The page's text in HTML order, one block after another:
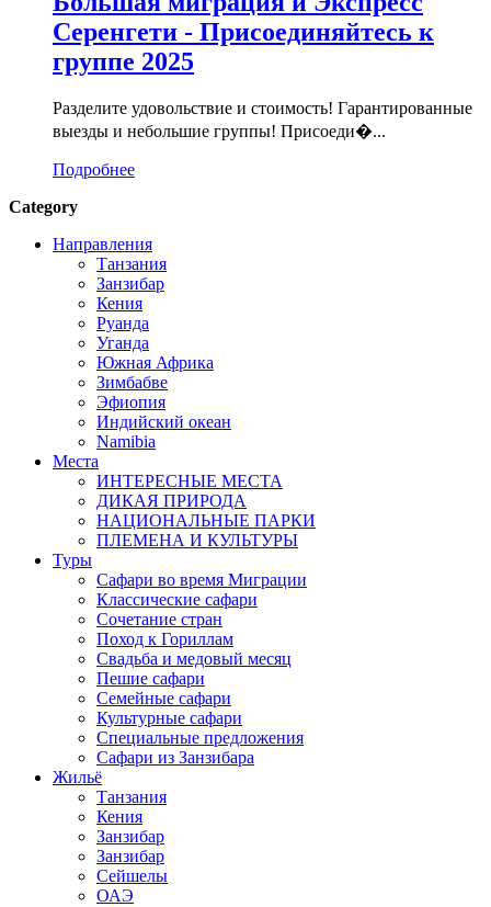
Серенгети - Присоединяйтесь к
группе 2025
Разделите удовольствие и стоимость! Гарантированные
выезды и небольшие группы! Присоеди�...
Подробнее
Category
Направления
Танзания
Занзибар
Кения
Руанда
Уганда
Южная Африка
Зимбабве
Эфиопия
Индийский океан
Namibia
Места
ИНТЕРЕСНЫЕ МЕСТА
ДИКАЯ ПРИРОДА
НАЦИОНАЛЬНЫЕ ПАРКИ
ПЛЕМЕНА И КУЛЬТУРЫ
Туры
Сафари во время Миграции
Классические сафари
Сочетание стран
Поход к Гориллам
Свадьба и медовый месяц
Пешие сафари
Семейные сафари
Культурные сафари
Специальные предложения
Сафари из Занзибара
Жильё
Танзания
Кения
Занзибар
Занзибар
Сейшелы
ОАЭ